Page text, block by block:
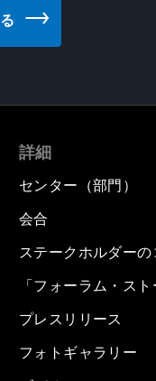
詳細
センター（部門）
会合
ステークホルダーの
「フォーラム・スト
プレスリリース
フォトギャラリー